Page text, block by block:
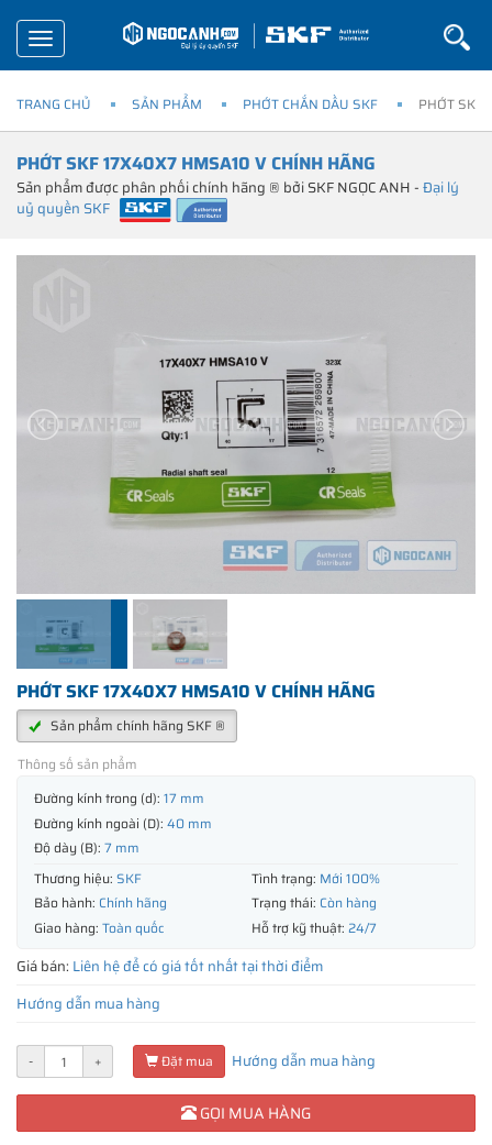
Toggle
navigation
TRANG CHỦ SẢN PHẨM PHỚT CHẮN DẦU SKF PHỚT SKF
PHỚT SKF 17X40X7 HMSA10 V CHÍNH HÃNG
Sản phẩm được phân phối chính hãng ® bởi SKF NGỌC ANH -Đại lý
uỷ quyền SKF
PHỚT SKF 17X40X7 HMSA10 V CHÍNH HÃNG
Sản phẩm chính hãng SKF ®
Thông số sản phẩm
Đường kính trong (d): 17 mm
Đường kính ngoài (D): 40 mm
Độ dày (B): 7 mm
Thương hiệu: SKF Tình trạng: Mới 100%
Bảo hành: Chính hãng Trạng thái: Còn hàng
Giao hàng: Toàn quốc Hỗ trợ kỹ thuật: 24/7
Giá bán: Liên hệ để có giá tốt nhất tại thời điểm
Hướng dẫn mua hàng
- + Đặt mua Hướng dẫn mua hàng
GỌI MUA HÀNG